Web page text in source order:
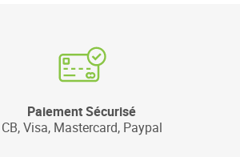
Paiement Sécurisé
CB, Visa, Mastercard, Paypal